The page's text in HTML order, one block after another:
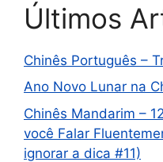
Últimos
Chinês Português –
Ano Novo Lunar na
Chinês Mandarim –
você Falar
ignorar a dica #11)